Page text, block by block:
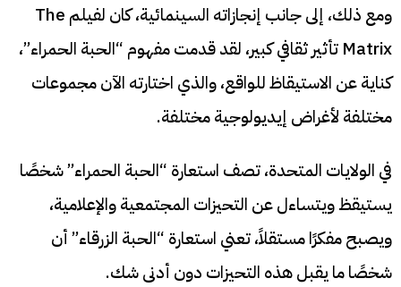
ومع ذلك، إلى جانب إنجازاته السينمائية، كان لفيلم The
Matrix تأثير ثقافي كبير، لقد قدمت مفهوم “الحبة الحمراء”،
كناية عن الاستيقاظ للواقع، والذي اختارته الآن مجموعات
مختلفة لأغراض إيديولوجية مختلفة.
في الولايات المتحدة، تصف استعارة “الحبة الحمراء” شخصًا
يستيقظ ويتساءل عن التحيزات المجتمعية والإعلامية،
ويصبح مفكرًا مستقلاً، تعني استعارة “الحبة الزرقاء” أن
شخصًا ما يقبل هذه التحيزات دون أدنى شك.